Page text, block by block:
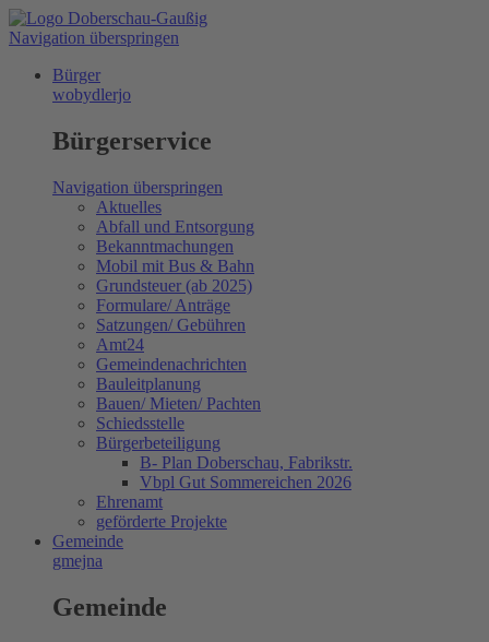
Navigation überspringen
Bürger
wobydlerjo
Bürgerservice
Navigation überspringen
Aktuelles
Abfall und Entsorgung
Bekanntmachungen
Mobil mit Bus & Bahn
Grundsteuer (ab 2025)
Formulare/ Anträge
Satzungen/ Gebühren
Amt24
Gemeindenachrichten
Bauleitplanung
Bauen/ Mieten/ Pachten
Schiedsstelle
Bürgerbeteiligung
B- Plan Doberschau, Fabrikstr.
Vbpl Gut Sommereichen 2026
Ehrenamt
geförderte Projekte
Gemeinde
gmejna
Gemeinde